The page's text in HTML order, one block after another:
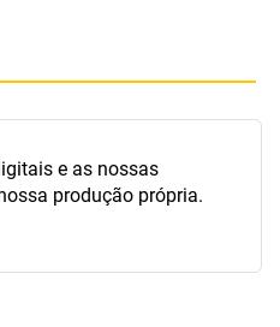
e as nossas
produção própria.